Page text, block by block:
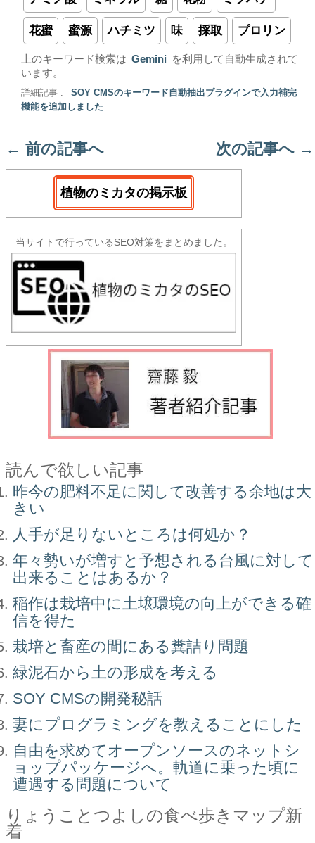
花蜜 蜜源 ハチミツ 味 採取 プロリン
上のキーワード検索は Gemini
を利用して自動生成されて
います。
詳細記事 :
SOY CMSのキーワード自動抽出プラグインで入力補完
機能を追加しました
← 前の記事へ 次の記事へ →
植物のミカタの掲示板
当サイトで行っているSEO対策をまとめました。
読んで欲しい記事
昨今の肥料不足に関して改善する余地は大
きい
人手が足りないところは何処か？
年々勢いが増すと予想される台風に対して
出来ることはあるか？
稲作は栽培中に土壌環境の向上ができる確
信を得た
栽培と畜産の間にある糞詰り問題
緑泥石から土の形成を考える
SOY CMSの開発秘話
妻にプログラミングを教えることにした
自由を求めてオープンソースのネットシ
ョップパッケージへ。軌道に乗った頃に
遭遇する問題について
りょうことつよしの食べ歩きマップ新
着